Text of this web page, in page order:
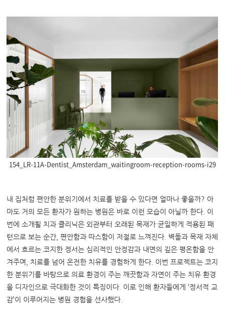
154_LR-11A-Dentist_Amsterdam_waitingroom-reception-rooms-i29
내 집처럼 편안한 분위기에서 치료를 받을 수 있다면 얼마나 좋을까? 아
마도 거의 모든 환자가 원하는 병원은 바로 이런 모습이 아닐까 한다. 이
번에 소개될 치과 클리닉은 외관부터 오래된 목재가 균일하게 적용된 패
턴으로 보는 순간, 편안함과 따스함이 저절로 느껴진다. 벽돌과 목재 자체
에서 흐르는 코지한 정서는 심리적인 안정감과 내면의 깊은 평온함을 안
겨주며, 치료를 넘어 온전한 치유를 경험하게 한다. 이번 프로젝트는 코지
한 분위기를 바탕으로 의료 환경이 주는 깨끗함과 자연이 주는 치유 환경
을 디자인으로 극대화한 것이 특징이다. 이로 인해 환자들에게 ‘정서적 교
감’이 이루어지는 병원 경험을 선사했다.